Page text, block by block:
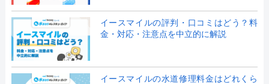
イースマイルの評判・口コミはどう？料
金・対応・注意点を中立的に解説
イースマイルの水道修理料金はどれくら